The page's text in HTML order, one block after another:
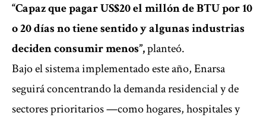
“Capaz que pagar US$20 el millón de BTU por 10
o 20 días no tiene sentido y algunas industrias
deciden consumir menos”,planteó.
Bajo el sistema implementado este año, Enarsa
seguirá concentrando la demanda residencial y de
sectores prioritarios —como hogares, hospitales y